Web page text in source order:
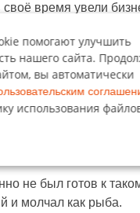
время увели
никогда!
секунды принял
продать бизнес,
не был готов к
и молчал как рыба.
помогают улучшить
нашего сайта.
вы автоматически
использования